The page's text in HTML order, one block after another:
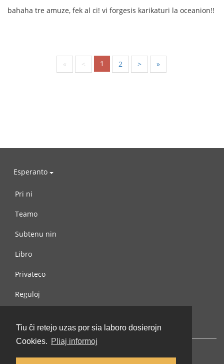
Tiu ĉi retejo uzas por sia laboro dosierojn
Cookies. Pliaj informoj
bahaha tre amuze, fek al ci! vi forgesis karikaturi la oceanion!!
« < 1 2 > »
Esperanto
Pri ni
Teamo
Subtenu nin
Libro
Privateco
Reguloj